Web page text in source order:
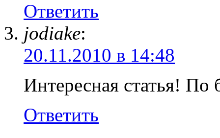
Ответить
jodiake:
20.11.2010 в 14:48
Интересная статья! По
Ответить